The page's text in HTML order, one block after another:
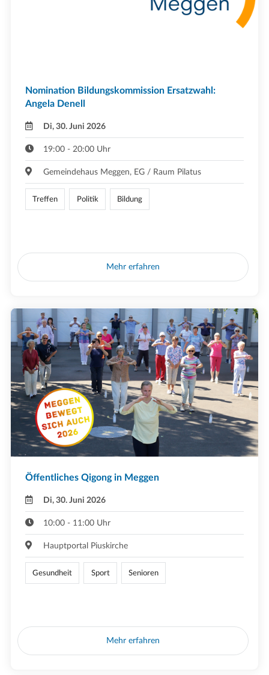
Nomination Bildungskommission Ersatzwahl:
Angela Denell
Di, 30. Juni 2026
19:00 - 20:00 Uhr
Gemeindehaus Meggen, EG / Raum Pilatus
Treffen Politik Bildung
Mehr erfahren
Öffentliches Qigong in Meggen
Di, 30. Juni 2026
10:00 - 11:00 Uhr
Hauptportal Piuskirche
Gesundheit Sport Senioren
Mehr erfahren